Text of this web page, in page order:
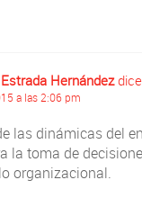
Hernández
a las 2:06 pm
las dinámicas del
la toma de
organizacional.